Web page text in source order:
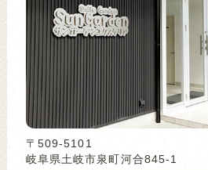
〒509-5101
岐阜県土岐市泉町河合845-1